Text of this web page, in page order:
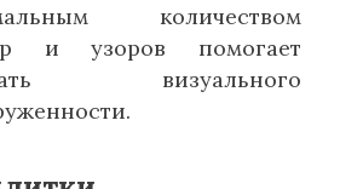
количеством
и узоров помогает
визуального